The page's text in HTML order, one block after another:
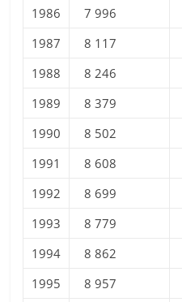
1986
7 996
1987
8 117
1988
8 246
1989
8 379
1990
8 502
1991
8 608
1992
8 699
1993
8 779
1994
8 862
1995
8 957